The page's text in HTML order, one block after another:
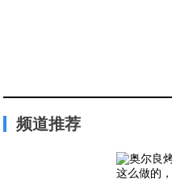
频道推荐